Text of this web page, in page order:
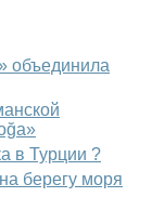
объединила
в Турции ?
берегу моря